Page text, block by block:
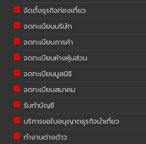
จัดตั้งธุรกิจท่องเที่ยว
จดทะเบียนบริษัท
จดทะเบียนการค้า
จดทะเบียนห้างหุ้นส่วน
จดทะเบียนมูลนิธิ
จดทะเบียนสมาคม
รับทำบัญชี
บริการขอใบอนุญาตธุรกิจนำเที่ยว
ทำงานต่างด้าว